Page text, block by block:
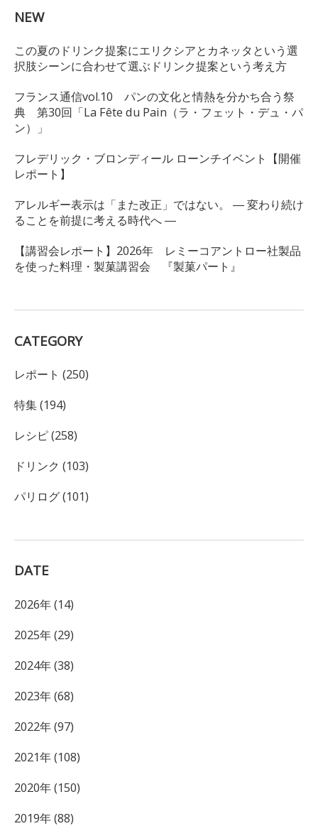
NEW
この夏のドリンク提案にエリクシアとカネッタという選
択肢シーンに合わせて選ぶドリンク提案という考え方
フランス通信vol.10 パンの文化と情熱を分かち合う祭
典 第30回「La Fête du Pain（ラ・フェット・デュ・パ
ン）」
フレデリック・ブロンディール ローンチイベント【開催
レポート】
アレルギー表示は「また改正」ではない。 ― 変わり続け
ることを前提に考える時代へ ―
【講習会レポート】2026年 レミーコアントロー社製品
を使った料理・製菓講習会 『製菓パート』
CATEGORY
レポート (250)
特集 (194)
レシピ (258)
ドリンク (103)
パリログ (101)
DATE
2026年 (14)
2025年 (29)
2024年 (38)
2023年 (68)
2022年 (97)
2021年 (108)
2020年 (150)
2019年 (88)